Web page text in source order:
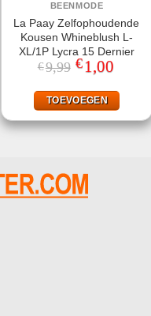
BEENMODE
La Paay Zelfophoudende
Kousen Whineblush L-
XL/1P Lycra 15 Dernier
€9,99 Oorspronkelijke
prijs
€9,99.
€ 1,00
€1,00.
TOEVOEGEN